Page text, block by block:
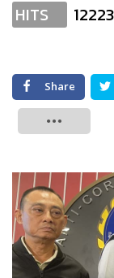
HITS
Share